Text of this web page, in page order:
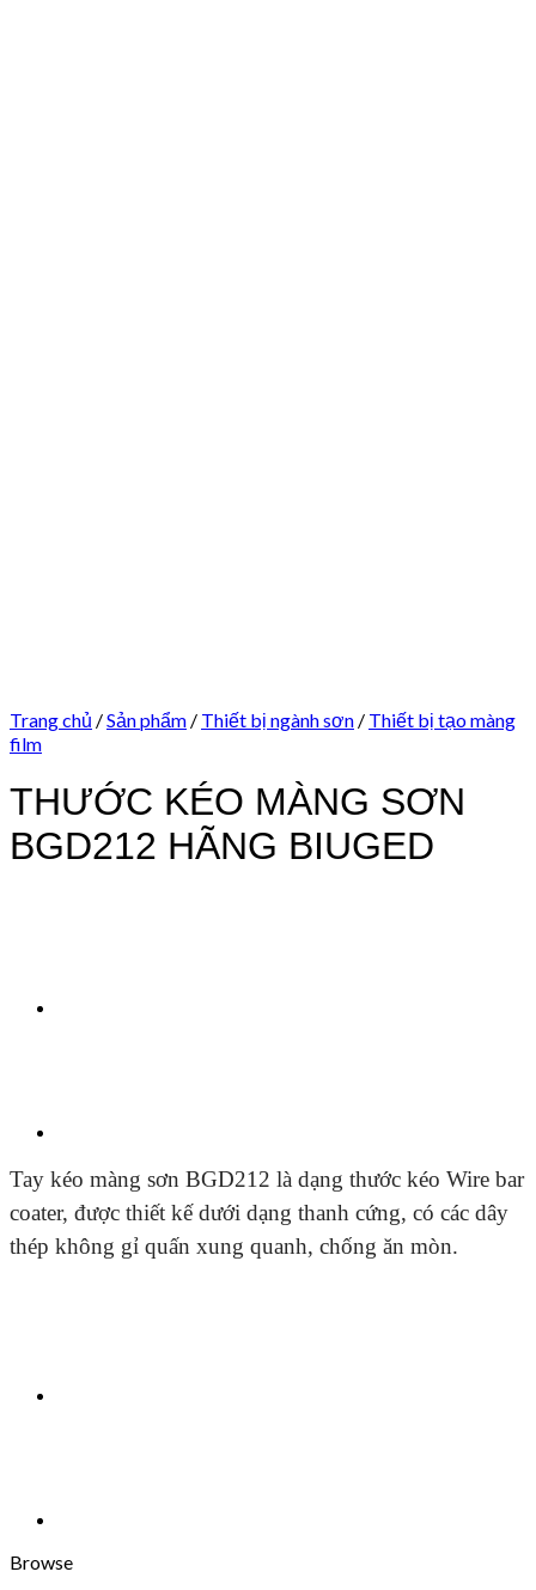
Trang chủ /Sản phẩm / Thiết bị ngành sơn / Thiết bị tạo màng
film
THƯỚC KÉO MÀNG SƠN
BGD212 HÃNG BIUGED
Tay kéo màng sơn BGD212 là dạng thước kéo Wire bar
coater, được thiết kế dưới dạng thanh cứng, có các dây
thép không gỉ quấn xung quanh, chống ăn mòn.
Browse